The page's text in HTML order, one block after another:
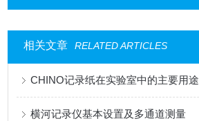
相关文章 RELATED ARTICLES
CHINO记录纸在实验室中的主要用途
横河记录仪基本设置及多通道测量